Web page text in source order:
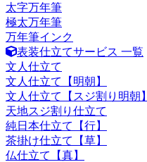
太字万年筆
極太万年筆
万年筆インク
表装仕立てサービス 一覧
文人仕立て
文人仕立て【明朝】
文人仕立て【スジ割り明朝】
天地スジ割り仕立て
純日本仕立て【行】
茶掛け仕立て【草】
仏仕立て【真】